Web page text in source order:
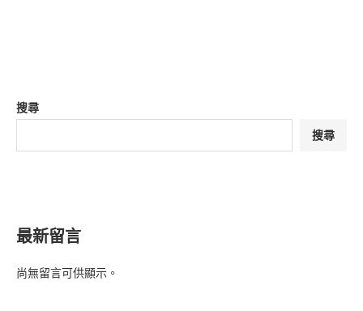
搜尋
搜尋
最新留言
尚無留言可供顯示。